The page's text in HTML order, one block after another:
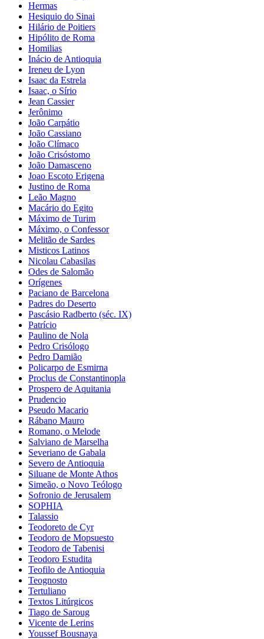
Hermas
Hesiquio do Sinai
Hilário de Poitiers
Hipólito de Roma
Homilias
Inácio de Antioquia
Ireneu de Lyon
Isaac da Estrela
Isaac, o Sírio
Jean Cassier
Jerônimo
João Carpátio
João Cassiano
João Clímaco
João Crisóstomo
João Damasceno
Joao Escoto Erigena
Justino de Roma
Leão Magno
Macário do Egito
Máximo de Turim
Máximo, o Confessor
Melitão de Sardes
Misticos Latinos
Nicolau Cabasilas
Odes de Salomão
Orígenes
Paciano de Barcelona
Padres do Deserto
Pascásio Radberto (séc. IX)
Patrício
Paulino de Nola
Pedro Crisólogo
Pedro Damião
Policarpo de Esmirna
Proclus de Constantinopla
Prospero de Aquitania
Prudencio
Pseudo Macario
Rábano Mauro
Romano, o Melode
Salviano de Marselha
Severiano de Gabala
Severo de Antioquia
Siluane de Monte Athos
Simeão, o Novo Teólogo
Sofronio de Jerusalem
SOPHIA
Talassio
Teodoreto de Cyr
Teodoro de Mopsuesto
Teodoro de Tabenisi
Teodoro Estudita
Teofilo de Antioquia
Teognosto
Tertuliano
Textos Litúrgicos
Tiago de Saroug
Vicente de Lerins
Youssef Bousnaya